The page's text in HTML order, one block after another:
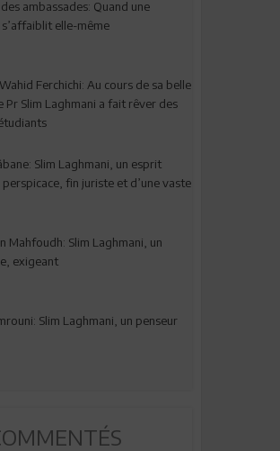
ambassades: Quand une
s’affaiblit elle-même
Ferchichi: Au cours de sa belle
Pr Slim Laghmani a fait rêver des
Slim Laghmani, un esprit
fin juriste et d’une vaste
Mahfoudh: Slim Laghmani, un
exigeant
Slim Laghmani, un penseur